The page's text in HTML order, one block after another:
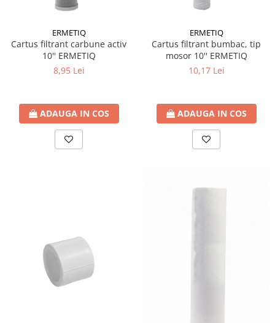
Pachet Centrale Termice
Instant pe gaz natural si GPL
Accesorii centrale pe GAZ si GPL
Cazane, Centrale si Termoseminee
cu functionare pe peleti
Convectoare pe gaz si convectoare
electrice
Seminee si Sobe
Radiatoare/Calorifere Copa
Radiatoare/Calorifere din otel
ERMETIQ
Cartus filtrant carbune activ
10'' ERMETIQ
8,95 Lei
ADAUGA IN COS
ERMETIQ
Cartus filtrant bumbac, tip
mosor 10'' ERMETIQ
10,17 Lei
ADAUGA IN COS